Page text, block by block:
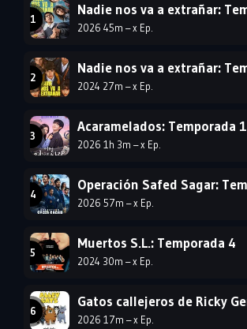
2002 2001
1996 1995
1993
1990 1989
1987
1981
2026 45m – x Ep.
2024 27m – x Ep.
Acaramelados: Temporada 1
2026 1h 3m – x Ep.
2026 57m – x Ep.
Muertos S.L.: Temporada 4
2024 30m – x Ep.
2026 17m – x Ep.